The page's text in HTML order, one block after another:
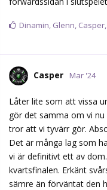
Dinamin, Glenn, Casper
Casper Mar '24
Låter lite som att vissa
gör det samma om vi
tror att vi tyvärr gör.
Det är många lag som
vi är definitivt ett av
kvartsfinalen. Erkänt
sämre än förväntat den